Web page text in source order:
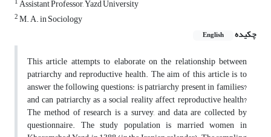
Assistant Professor, Yazd University
2M. A. in Sociology
چکیده
English
This article attempts to elaborate on the relationship between
patriarchy and reproductive health. The aim of this article is to
answer the following questions: is patriarchy present in families?
and can patriarchy as a social reality affect reproductive health?
The method of research is a survey, and data are collected by
questionnaire. The study population is married women in